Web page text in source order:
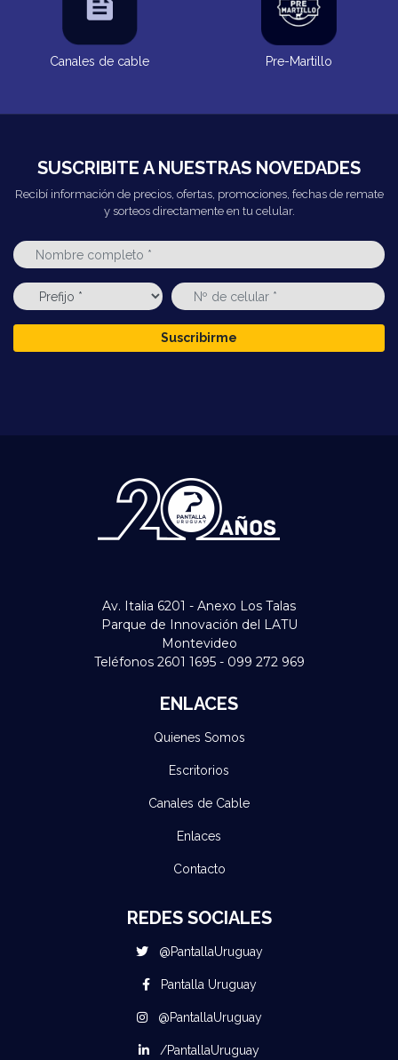
Canales de cable Pre-Martillo
SUSCRIBITE A NUESTRAS NOVEDADES
Recibí información de precios, ofertas, promociones, fechas de remate
y sorteos directamente en tu celular.
Suscribirme
Av. Italia 6201 - Anexo Los Talas
Parque de Innovación del LATU
Montevideo
Teléfonos 2601 1695 - 099 272 969
ENLACES
Quienes Somos
Escritorios
Canales de Cable
Enlaces
Contacto
REDES SOCIALES
@PantallaUruguay
Pantalla Uruguay
@PantallaUruguay
/PantallaUruguay